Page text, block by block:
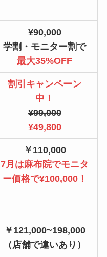
¥90,000
学割・モニター割で
最大35%OFF
割引キャンペーン
中！
¥99,000
¥49,800
￥110,000
7月は麻布院でモニタ
ー価格で¥100,000！
￥121,000~198,000
（店舗で違いあり）